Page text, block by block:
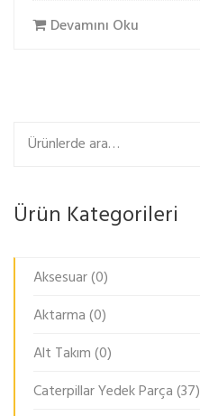
Devamını Oku
Ürün Kategorileri
Aksesuar(0)
Aktarma(0)
Alt Takım(0)
Caterpillar Yedek Parça(37)